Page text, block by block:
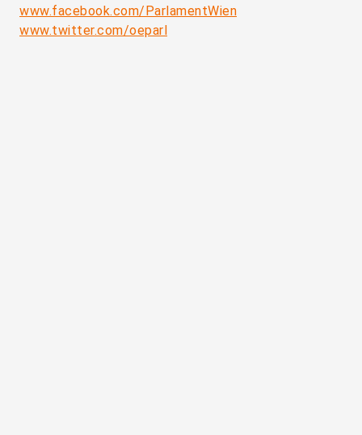
www.facebook.com/ParlamentWien
www.twitter.com/oeparl